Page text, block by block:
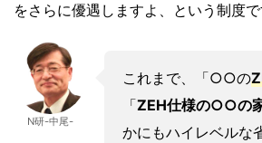
をさらに優遇しますよ、という制度で
N研-中尾-
これまで、「○○の
「ZEH仕様の○○の
かにもハイレベルな